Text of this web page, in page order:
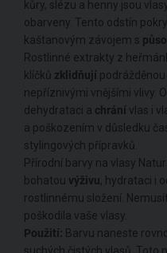
kůry, slézu a henny jsou
obarveny. Tento odstín
kaštanovým závojem s
Rostlinné extrakty z
klíčků zklidňují
nepříznivými vnějšími vlivy.
dehydrataci a chrání vlas i
a poškozením v důsledku
stylingových přípravků.
Přírodní barvy na vlasy
bohatou výživu, hydrataci i
rostlinnému složení.
poškodila vaše vlasy.
Použití: Barvu naneste